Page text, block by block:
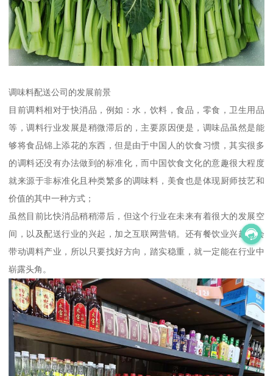
调味料配送公司的发展前景
目前调料相对于快消品，例如：水，饮料，食品，零食，卫生用品
等，调料行业发展是稍微滞后的，主要原因便是，调味品虽然是能
够将食品锦上添花的东西，但是由于中国人的饮食习惯，其实很多
的调料还没有办法做到的标准化，而中国饮食文化的意趣很大程度
就来源于非标准化且种类繁多的调味料，美食也是体现厨师技艺和
价值的其中一种方式；
虽然目前比快消品稍稍滞后，但这个行业在未来有着很大的发展空
间，以及配送行业的兴起，加之互联网营销。还有餐饮业兴起都会
带动调料产业，所以只要找好方向，踏实稳重，就一定能在行业中
崭露头角。